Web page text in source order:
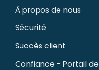
À propos de nous
Sécurité
Succès client
Confiance - Portail de